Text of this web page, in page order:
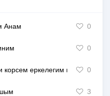
Анам 0
0
корсем еркелегим келеди0
3